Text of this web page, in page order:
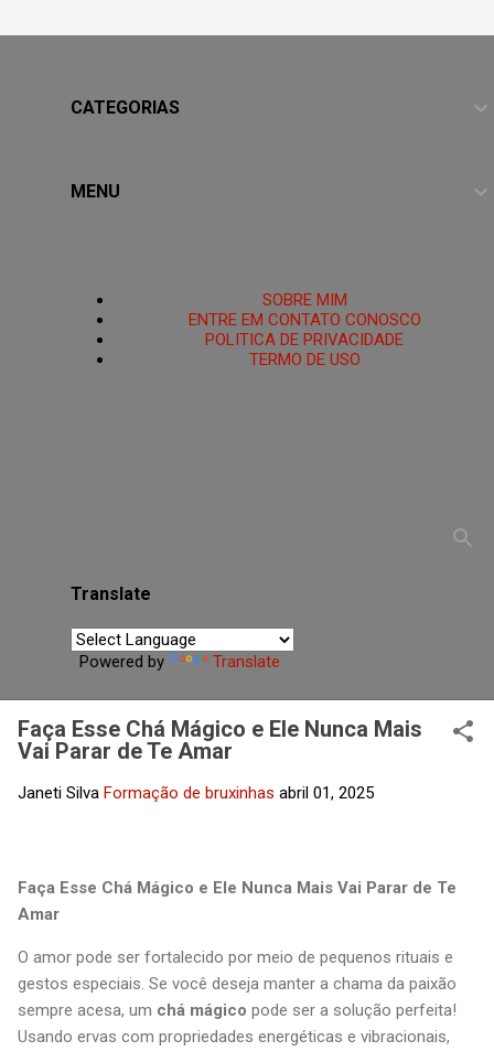
CATEGORIAS
MENU
SOBRE MIM
ENTRE EM CONTATO CONOSCO
POLITICA DE PRIVACIDADE
TERMO DE USO
equilíbrio interior, clareza espiritual e fortalecimento da
Translate
Powered by Translate
Faça Esse Chá Mágico e Ele Nunca Mais
Vai Parar de Te Amar
Janeti Silva Formação de bruxinhas abril 01, 2025
Faça Esse Chá Mágico e Ele Nunca Mais Vai Parar de Te
Amar
O amor pode ser fortalecido por meio de pequenos rituais e
gestos especiais. Se você deseja manter a chama da paixão
sempre acesa, um chá mágico pode ser a solução perfeita!
Usando ervas com propriedades energéticas e vibracionais,